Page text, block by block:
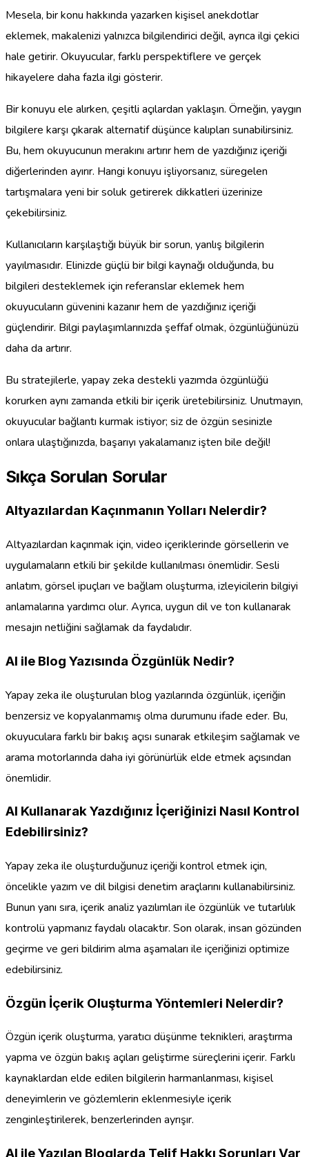
Mesela, bir konu hakkında yazarken kişisel anekdotlar
eklemek, makalenizi yalnızca bilgilendirici değil, ayrıca ilgi çekici
hale getirir. Okuyucular, farklı perspektiflere ve gerçek
hikayelere daha fazla ilgi gösterir.
Bir konuyu ele alırken, çeşitli açılardan yaklaşın. Örneğin, yaygın
bilgilere karşı çıkarak alternatif düşünce kalıpları sunabilirsiniz.
Bu, hem okuyucunun merakını artırır hem de yazdığınız içeriği
diğerlerinden ayırır. Hangi konuyu işliyorsanız, süregelen
tartışmalara yeni bir soluk getirerek dikkatleri üzerinize
çekebilirsiniz.
Kullanıcıların karşılaştığı büyük bir sorun, yanlış bilgilerin
yayılmasıdır. Elinizde güçlü bir bilgi kaynağı olduğunda, bu
bilgileri desteklemek için referanslar eklemek hem
okuyucuların güvenini kazanır hem de yazdığınız içeriği
güçlendirir. Bilgi paylaşımlarınızda şeffaf olmak, özgünlüğünüzü
daha da artırır.
Bu stratejilerle, yapay zeka destekli yazımda özgünlüğü
korurken aynı zamanda etkili bir içerik üretebilirsiniz. Unutmayın,
okuyucular bağlantı kurmak istiyor; siz de özgün sesinizle
onlara ulaştığınızda, başarıyı yakalamanız işten bile değil!
Sıkça Sorulan Sorular
Altyazılardan Kaçınmanın Yolları Nelerdir?
Altyazılardan kaçınmak için, video içeriklerinde görsellerin ve
uygulamaların etkili bir şekilde kullanılması önemlidir. Sesli
anlatım, görsel ipuçları ve bağlam oluşturma, izleyicilerin bilgiyi
anlamalarına yardımcı olur. Ayrıca, uygun dil ve ton kullanarak
mesajın netliğini sağlamak da faydalıdır.
AI ile Blog Yazısında Özgünlük Nedir?
Yapay zeka ile oluşturulan blog yazılarında özgünlük, içeriğin
benzersiz ve kopyalanmamış olma durumunu ifade eder. Bu,
okuyuculara farklı bir bakış açısı sunarak etkileşim sağlamak ve
arama motorlarında daha iyi görünürlük elde etmek açısından
önemlidir.
AI Kullanarak Yazdığınız İçeriğinizi Nasıl Kontrol
Edebilirsiniz?
Yapay zeka ile oluşturduğunuz içeriği kontrol etmek için,
öncelikle yazım ve dil bilgisi denetim araçlarını kullanabilirsiniz.
Bunun yanı sıra, içerik analiz yazılımları ile özgünlük ve tutarlılık
kontrolü yapmanız faydalı olacaktır. Son olarak, insan gözünden
geçirme ve geri bildirim alma aşamaları ile içeriğinizi optimize
edebilirsiniz.
Özgün İçerik Oluşturma Yöntemleri Nelerdir?
Özgün içerik oluşturma, yaratıcı düşünme teknikleri, araştırma
yapma ve özgün bakış açıları geliştirme süreçlerini içerir. Farklı
kaynaklardan elde edilen bilgilerin harmanlanması, kişisel
deneyimlerin ve gözlemlerin eklenmesiyle içerik
zenginleştirilerek, benzerlerinden ayrışır.
AI ile Yazılan Bloglarda Telif Hakkı Sorunları Var